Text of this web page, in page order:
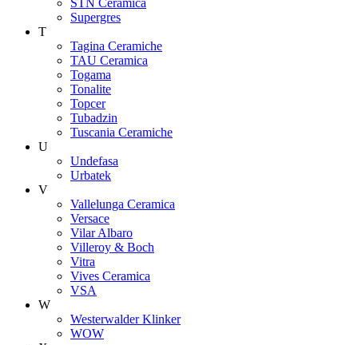
Supergres
T
Tagina Ceramiche
TAU Ceramica
Togama
Tonalite
Topcer
Tubadzin
Tuscania Ceramiche
U
Undefasa
Urbatek
V
Vallelunga Ceramica
Versace
Vilar Albaro
Villeroy & Boch
Vitra
Vives Ceramica
VSA
W
Westerwalder Klinker
WOW